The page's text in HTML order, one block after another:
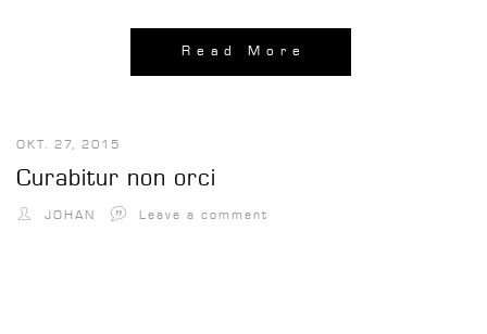
Read More
OKT. 27, 2015
Curabitur non orci
JOHAN Leave a comment